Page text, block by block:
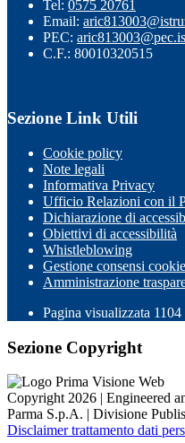
Tel: 0575 20761
Email:
PEC:
C.F.: 80010320515
Sezione Link Utili
Cookie policy
Note legali
Informativa Privacy
Ufficio Relazioni con il
Dichiarazione di
Obiettivi di accessibilità
Whistleblowing
Gestione consensi cookie
Amministrazione
Pagina visualizzata 1104
Sezione Copyright
Copyright 2026 | Engineered
Parma S.p.A. | Divisione
Disclaimer trattamento dati